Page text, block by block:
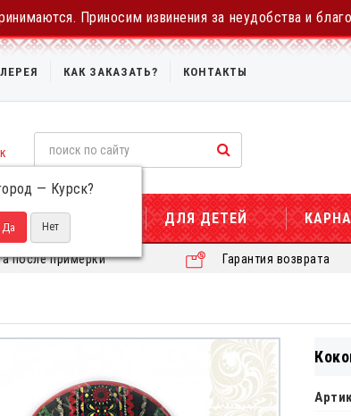
Приносим извинения за неудобства и
КАК ЗАКАЗАТЬ? КОНТАКТЫ
— Курск?
ДЛЯ ЖЕНЩИН ДЛЯ ДЕТЕЙ
после примерки Гарантия возврата